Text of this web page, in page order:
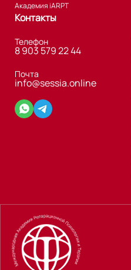
Академия iARPT
Контакты
Телефон
8 903 579 22 44
Почта
info@sessia.online